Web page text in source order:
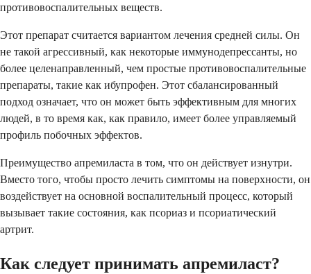
противовоспалительных веществ.
Этот препарат считается вариантом лечения средней силы. Он
не такой агрессивный, как некоторые иммунодепрессанты, но
более целенаправленный, чем простые противовоспалительные
препараты, такие как ибупрофен. Этот сбалансированный
подход означает, что он может быть эффективным для многих
людей, в то время как, как правило, имеет более управляемый
профиль побочных эффектов.
Преимущество апремиласта в том, что он действует изнутри.
Вместо того, чтобы просто лечить симптомы на поверхности, он
воздействует на основной воспалительный процесс, который
вызывает такие состояния, как псориаз и псориатический
артрит.
Как следует принимать апремиласт?